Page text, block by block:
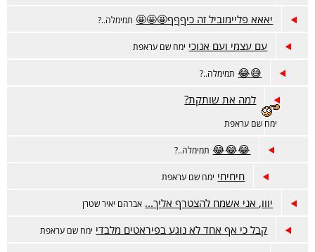
יאאא פליימוביל זה כיףףף🤩🤩🤩 תמימלה..?
עם עצמי ועם אנוכי ימח שם עראפת
😅😂 תמימלה..?
למה את שותקת?
ימח שם עראפת
😂😂😂 תמימלה..?
חיחיחי ימח שם עראפת
יווו, אני אשמח להצטרף אליך... אברהם יאיר שטרן
קבל כי אף אחד לא נוגע בפיראטים מלבדי ימח שם עראפת